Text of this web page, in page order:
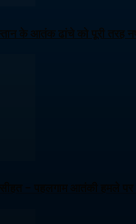
के आतंक ढांचे को पूरी तरह